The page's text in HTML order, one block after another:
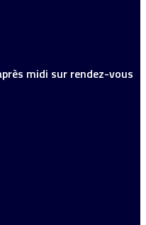
midi sur rendez-vous